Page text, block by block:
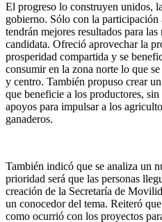
El progreso lo construyen unidos,
gobierno. Sólo con la
tendrán mejores resultados para
candidata. Ofreció aprovechar la
prosperidad compartida y se
consumir en la zona norte lo que
y centro. También propuso crear
que beneficie a los productores,
apoyos para impulsar a los
ganaderos.
También indicó que se analiza un
prioridad será que las personas
creación de la Secretaría de
un conocedor del tema. Reiteró
como ocurrió con los proyectos